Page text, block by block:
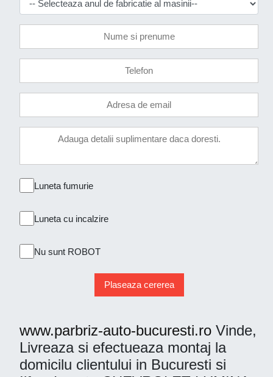
Luneta fumurie
Luneta cu incalzire
Nu sunt ROBOT
Plaseaza cererea
www.parbriz-auto-bucuresti.ro Vinde,
Livreaza si efectueaza montaj la
domicilu clientului in Bucuresti si